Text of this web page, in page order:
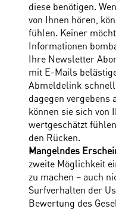
diese benötigen.
von Ihnen hören,
fühlen. Keiner
Informationen
Ihre Newsletter
mit E-Mails
Abmeldelink
dagegen vergebens
können sie sich von
wertgeschätzt
den Rücken.
Mangelndes
zweite Möglichkeit
zu machen – auch
Surfverhalten der
Bewertung des